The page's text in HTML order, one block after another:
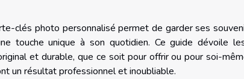
clés photo personnalisé permet de garder ses
touche unique à son quotidien. Ce guide dévoile
et durable, que ce soit pour offrir ou pour soi-
un résultat professionnel et inoubliable.